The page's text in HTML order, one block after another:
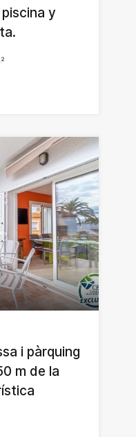
y
i pàrquing
m de la